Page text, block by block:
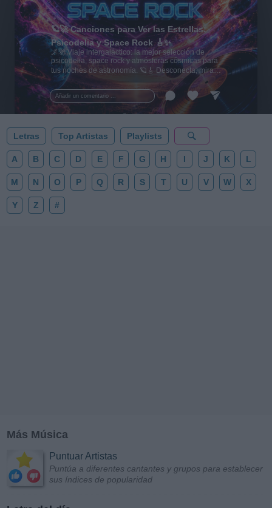
Añadir un comentario ...
🪐🚀 Canciones para Ver las Estrellas:
Psicodelia y Space Rock 🎸✨
🌌🚀 Viaje intergaláctico: la mejor selección de
psicodelia, space rock y atmósferas cósmicas para
tus noches de astronomía. 🪐🎸 Desconecta, mira
al firmamento y siente la gravedad cero. 💾 ¡Guarda
esta colección para tu próxima noche estrellada!
✨⭐
Letras Top Artistas Playlists
A B C D E F G H I J K L
M N O P Q R S T U V W X
Y Z #
Más Música
Puntuar Artistas
Puntúa a diferentes cantantes y grupos para establecer
sus índices de popularidad